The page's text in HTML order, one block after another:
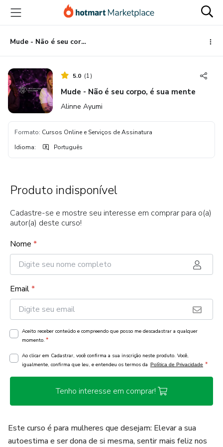
para
conteúdo
principal
para
pagamento
para
rodapé
Mude - Não é seu corpo, é sua mente
5.0 (1)
Mude - Não é seu corpo, é sua mente
Alinne Ayumi
Formato: Cursos Online e Serviços de Assinatura
Idioma: Português
Produto indisponível
Cadastre-se e mostre seu interesse em comprar para o(a)
autor(a) deste curso!
Nome *
Email*
Aceito receber conteúdo e compreendo que posso me descadastrar a qualquer
momento. *
Ao clicar em Cadastrar, você confirma a sua inscrição neste produto. Você,
igualmente, confirma que leu, e entendeu os termos da Política de Privacidade *
Tenho interesse em comprar!
Este curso é para mulheres que desejam: Elevar a sua
autoestima e ser dona de si mesma, sentir mais feliz nos